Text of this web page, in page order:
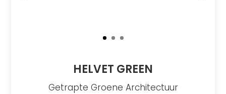
HELVET GREEN
Getrapte Groene Architectuur